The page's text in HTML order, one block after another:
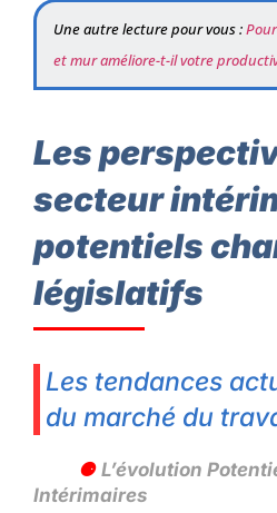
Une autre lecture pour vous :
et mur améliore-t-il votre
Les
secteur
potentiels
législatifs
Les tendances
du marché du
L’évolution
Intérimaires